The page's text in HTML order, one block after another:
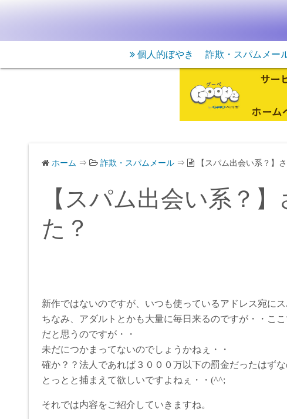
個人的ぼやき 詐欺・スパムメー
ホーム ⇒ 詐欺・スパムメール ⇒ 【スパム出会い系？】
【スパム出会い系？
た？
新作ではないのですが、いつも使っているアドレス宛に
ちなみ、アダルトとかも大量に毎日来るのですが・・こ
だと思うのですが・・
未だにつかまってないのでしょうかねぇ・・
確か？？法人であれば３０００万以下の罰金だったはずな
とっとと捕まえて欲しいですよねぇ・・(^^;
それでは内容をご紹介していきますね。